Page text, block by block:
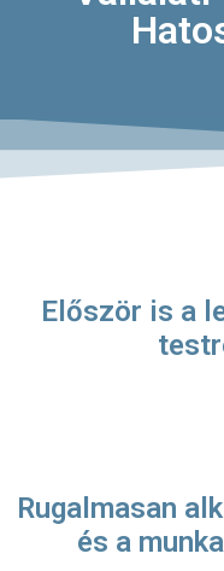
Először is a
Rugalmasan
és a